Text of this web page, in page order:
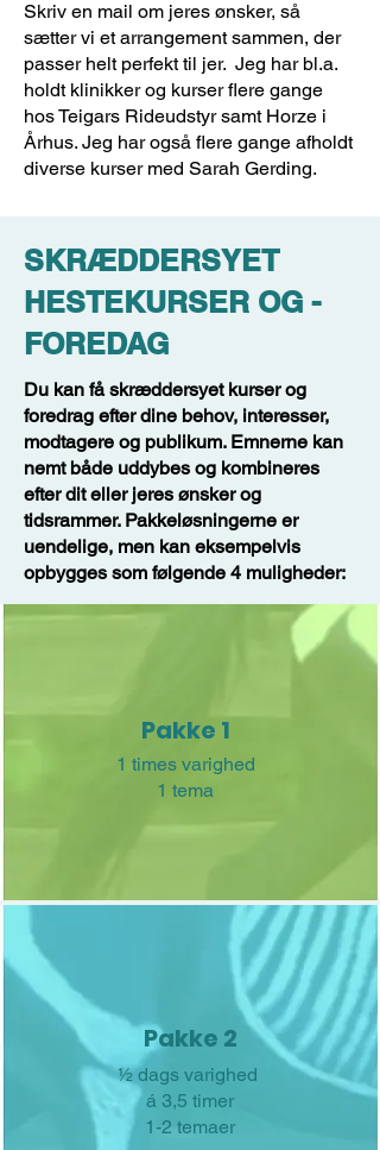
Skriv en mail om jeres ønsker, så
sætter vi et arrangement sammen, der
passer helt perfekt til jer. ​ Jeg har bl.a.
holdt klinikker og kurser flere gange
hos Teigars Rideudstyr samt Horze i
Århus. Jeg har også flere gange afholdt
diverse kurser med Sarah Gerding.
SKRÆDDERSYET
HESTEKURSER OG -
FOREDAG
Du kan få skræddersyet kurser og
foredrag efter dine behov, interesser,
modtagere og publikum. Emnerne kan
nemt både uddybes og kombineres
efter dit eller jeres ønsker og
tidsrammer. Pakkeløsningerne er
uendelige, men kan eksempelvis
opbygges som følgende 4 muligheder:​
Pakke 1
1 times varighed
1 tema
Pakke 2
½ dags varighed
á 3,5 timer
1-2 temaer